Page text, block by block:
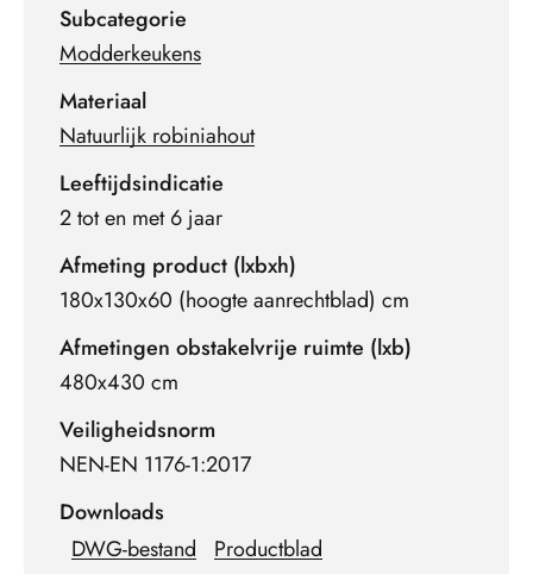
Subcategorie
Modderkeukens
Materiaal
Natuurlijk robiniahout
Leeftijdsindicatie
2 tot en met 6 jaar
Afmeting product (lxbxh)
180x130x60 (hoogte aanrechtblad) cm
Afmetingen obstakelvrije ruimte (lxb)
480x430 cm
Veiligheidsnorm
NEN-EN 1176-1:2017
Downloads
DWG-bestand
Productblad